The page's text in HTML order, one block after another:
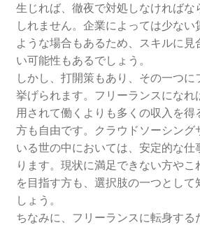
生じれば、徹夜で対処しなければな
しれません。企業によっては少な
ような場合もあるため、スキルに見
い可能性もあるでしょう。
しかし、打開策もあり、その一つ
挙げられます。フリーランスになれ
用されて働くよりも多くの収入を得
方も自由です。クラウドソーシング
いる世の中においては、安定的な仕
ります。現状に満足できない方や
を目指す方も、選択肢の一つとし
しょう。
ちなみに、フリーランスに転身する